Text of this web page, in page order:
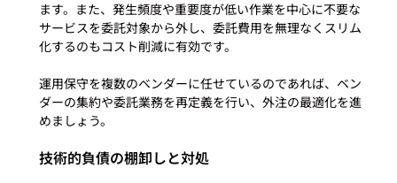
ます。また、発生頻度や重要度が低い作業を中心に不要な
サービスを委託対象から外し、委託費用を無理なくスリム
化するのもコスト削減に有効です。
運用保守を複数のベンダーに任せているのであれば、ベン
ダーの集約や委託業務を再定義を行い、外注の最適化を進
技術的負債の棚卸しと対処